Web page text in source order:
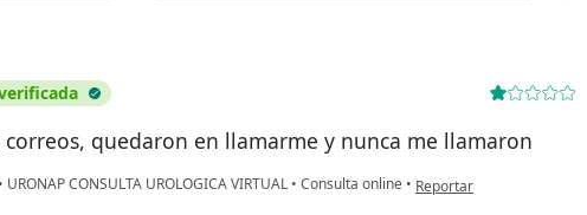
quedaron en llamarme y nunca me llamaron
• URONAP CONSULTA UROLOGICA VIRTUAL • Consulta online • en opinión del usuario H Ch
Reportar